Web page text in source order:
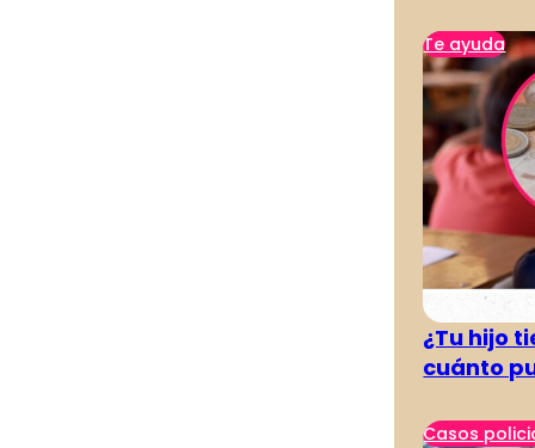
Te ayuda
¿Tu hijo
cuánto
Casos